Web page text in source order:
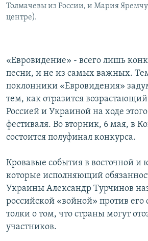
Все сайты Радио Азатутюн
Толмачевы из России, и Мария
центре).
«Евровидение» - всего лишь
песни, и не из самых важных.
поклонники «Евровидения»
тем, как отразится
Россией и Украиной на ходе
фестиваля. Во вторник, 6 мая, в
состоится полуфинал конкурса.
Кровавые события в восточной
которые исполняющий
Украины Александр Турчинов
российской «войной» против
толки о том, что страны могут
участников.